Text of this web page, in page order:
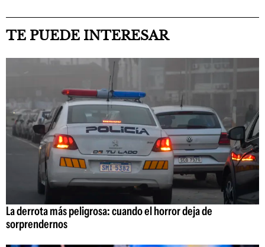
TE PUEDE INTERESAR
La derrota más peligrosa: cuando el horror deja de
sorprendernos